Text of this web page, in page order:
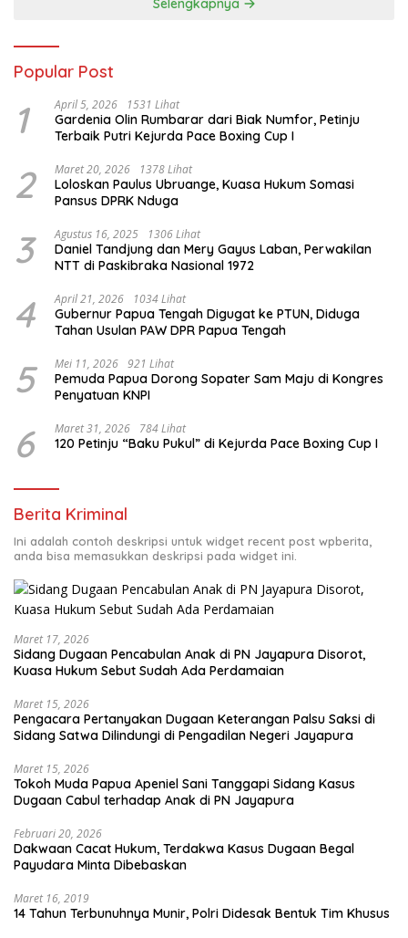
Selengkapnya
Popular Post
1 April 5, 2026 1531 Lihat
Gardenia Olin Rumbarar dari Biak Numfor, Petinju
Terbaik Putri Kejurda Pace Boxing Cup I
2 Maret 20, 2026 1378 Lihat
Loloskan Paulus Ubruange, Kuasa Hukum Somasi
Pansus DPRK Nduga
3 Agustus 16, 2025 1306 Lihat
Daniel Tandjung dan Mery Gayus Laban, Perwakilan
NTT di Paskibraka Nasional 1972
4 April 21, 2026 1034 Lihat
Gubernur Papua Tengah Digugat ke PTUN, Diduga
Tahan Usulan PAW DPR Papua Tengah
5 Mei 11, 2026 921 Lihat
Pemuda Papua Dorong Sopater Sam Maju di Kongres
Penyatuan KNPI
6 Maret 31, 2026 784 Lihat
120 Petinju “Baku Pukul” di Kejurda Pace Boxing Cup I
Berita Kriminal
Ini adalah contoh deskripsi untuk widget recent post wpberita,
anda bisa memasukkan deskripsi pada widget ini.
Maret 17, 2026
Sidang Dugaan Pencabulan Anak di PN Jayapura Disorot,
Kuasa Hukum Sebut Sudah Ada Perdamaian
Maret 15, 2026
Pengacara Pertanyakan Dugaan Keterangan Palsu Saksi di
Sidang Satwa Dilindungi di Pengadilan Negeri Jayapura
Maret 15, 2026
Tokoh Muda Papua Apeniel Sani Tanggapi Sidang Kasus
Dugaan Cabul terhadap Anak di PN Jayapura
Februari 20, 2026
Dakwaan Cacat Hukum, Terdakwa Kasus Dugaan Begal
Payudara Minta Dibebaskan
Maret 16, 2019
14 Tahun Terbunuhnya Munir, Polri Didesak Bentuk Tim Khusus